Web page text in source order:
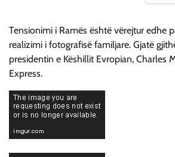
Tensionimi i Ramës është vërejtur edhe
realizimi i fotografisë familjare. Gjatë
presidentin e Këshillit Evropian, Charles
Express.